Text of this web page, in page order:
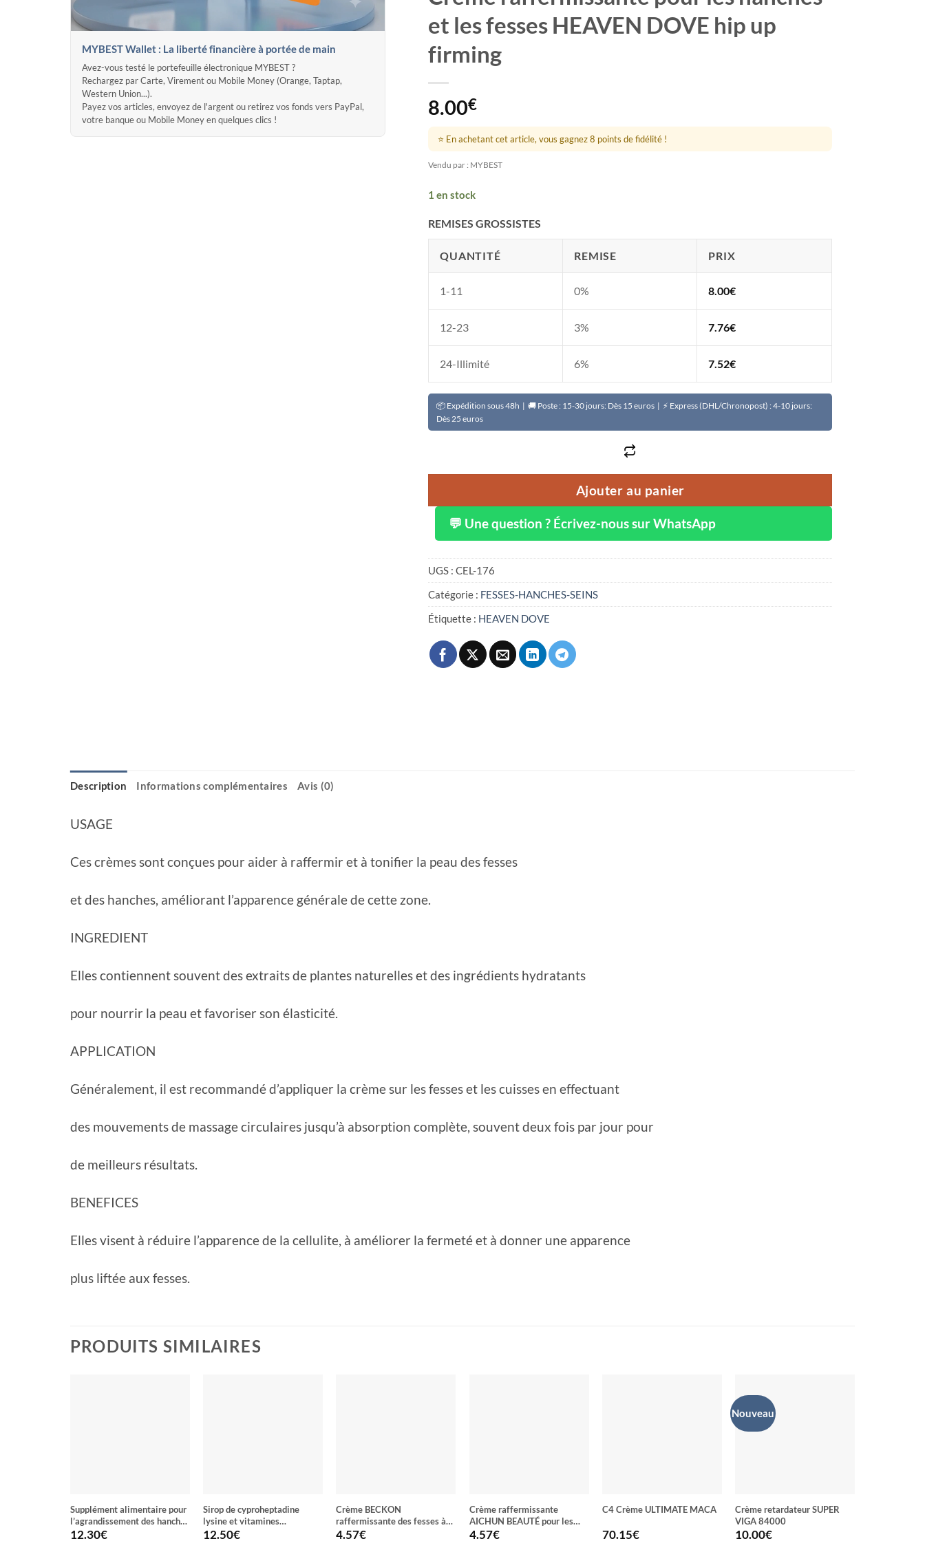
MYBEST Wallet : La liberté financière à portée de main
Avez-vous testé le portefeuille électronique MYBEST ?
Rechargez par Carte, Virement ou Mobile Money (Orange, Taptap,
Western Union...).
Payez vos articles, envoyez de l'argent ou retirez vos fonds vers PayPal,
votre banque ou Mobile Money en quelques clics !
et les fesses HEAVEN DOVE hip up
firming
8.00€
⭐ En achetant cet article, vous gagnez 8 points de fidélité !
Vendu par : MYBEST
1 en stock
REMISES GROSSISTES
QUANTITÉ REMISE PRIX
1-11 0% 8.00€
12-23 3% 7.76€
24-Illimité 6% 7.52€
📦 Expédition sous 48h | 🚚 Poste : 15-30 jours: Dès 15 euros | ⚡ Express (DHL/Chronopost) : 4-10 jours:
Dès 25 euros
Ajouter au panier
💬 Une question ? Écrivez-nous sur WhatsApp
UGS :CEL-176
Catégorie : FESSES-HANCHES-SEINS
Étiquette : HEAVEN DOVE
Description Informations complémentaires Avis (0)
USAGE
Ces crèmes sont conçues pour aider à raffermir et à tonifier la peau des fesses
et des hanches, améliorant l’apparence générale de cette zone.
INGREDIENT
Elles contiennent souvent des extraits de plantes naturelles et des ingrédients hydratants
pour nourrir la peau et favoriser son élasticité.
APPLICATION
Généralement, il est recommandé d’appliquer la crème sur les fesses et les cuisses en effectuant
des mouvements de massage circulaires jusqu’à absorption complète, souvent deux fois par jour pour
de meilleurs résultats.
BENEFICES
Elles visent à réduire l’apparence de la cellulite, à améliorer la fermeté et à donner une apparence
plus liftée aux fesses.
PRODUITS SIMILAIRES
Supplément alimentaire pour
l’agrandissement des hanches
et l’amélioration du corps HIP
12.30€
Sirop de cyproheptadine
lysine et vitamines
APETAMIN
12.50€
Crème BECKON
raffermissante des fesses à
l’aïl
4.57€
Crème raffermissante
AICHUN BEAUTÉ pour les
hanches formule médicale
4.57€
C4 Crème ULTIMATE MACA
70.15€
Nouveau
Crème retardateur SUPER
VIGA 84000
10.00€